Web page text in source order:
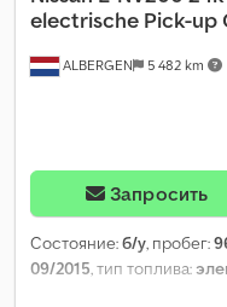
ALBERGEN 5 482 km
electrische Pick-up
Запросить
Состояние:б/у, пробег:
09/2015, тип топлива: